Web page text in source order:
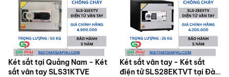
Két sắt tại Quảng Nam - Két
sắt vân tay SLS31KTVE
Két sắt vân tay - Két sắt
điện tử SLS28EKTVT tại Đà